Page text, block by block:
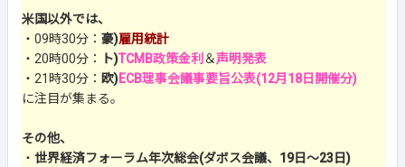
米国以外では、
・09時30分： 豪)雇用統計
・20時00分：
ト)TCMB政策金利 ＆声明発表
・21時30分： 欧)ECB理事会議事要旨公表(12月18日開催分)
に注目が集まる。
その他、
・ 世界経済フォーラム年次総会(ダボス会議、19日～23日)